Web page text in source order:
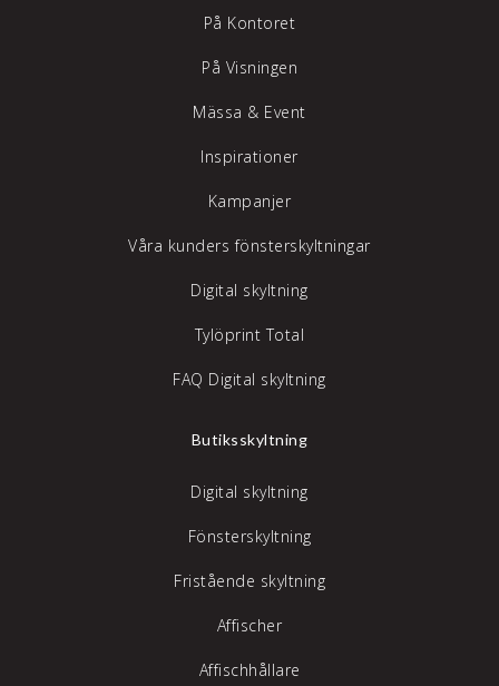
På Kontoret
På Visningen
Mässa & Event
Inspirationer
Kampanjer
Våra kunders fönsterskyltningar
Digital skyltning
Tylöprint Total
FAQ Digital skyltning
Butiksskyltning
Digital skyltning
Fönsterskyltning
Fristående skyltning
Affischer
Affischhållare